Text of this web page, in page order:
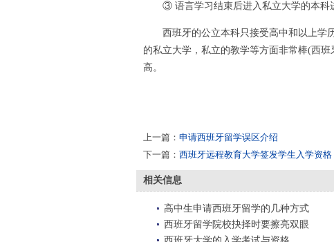
③ 语言学习结束后进入私立大学的本科
西班牙的公立本科只接受高中和以上学
的私立大学，私立的教学等方面非常棒(西
高。
上一篇： 申请西班牙留学误区介绍
下一篇： 西班牙远程教育大学签发学生入学资格
相关信息
高中生申请西班牙留学的几种方式
西班牙留学院校抉择时要擦亮双眼